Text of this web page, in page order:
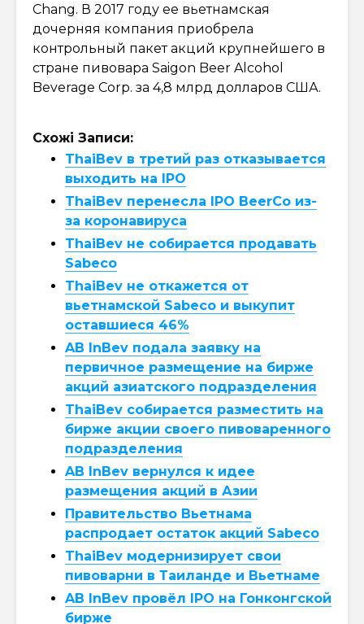
Chang. В 2017 году ее вьетнамская
дочерняя компания приобрела
контрольный пакет акций крупнейшего в
стране пивовара Saigon Beer Alcohol
Beverage Corp. за 4,8 млрд долларов США.
Схожі Записи:
ThaiBev в третий раз отказывается
выходить на IPO
ThaiBev перенесла IPO BeerCo из-
за коронавируса
ThaiBev не собирается продавать
Sabeco
ThaiBev не откажется от
вьетнамской Sabeco и выкупит
оставшиеся 46%
AB InBev подала заявку на
первичное размещение на бирже
акций азиатского подразделения
ThaiBev собирается разместить на
бирже акции своего пивоваренного
подразделения
AB InBev вернулся к идее
размещения акций в Азии
Правительство Вьетнама
распродает остаток акций Sabeco
ThaiBev модернизирует свои
пивоварни в Таиланде и Вьетнаме
AB InBev провёл IPO на Гонконгской
бирже